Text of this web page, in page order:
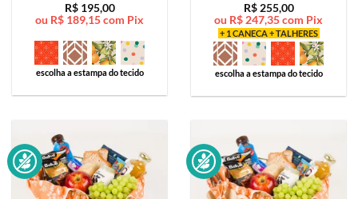
Avaliação5
de 5
R$195,00
ou R$ 189,15com Pix
escolha a estampa do tecido
Avaliação5
de 5
R$255,00
ou R$ 247,35com Pix
+ 1 CANECA + TALHERES
escolha a estampa do tecido